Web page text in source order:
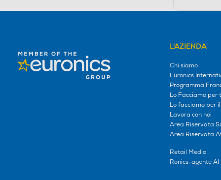
L'AZIENDA
Chi siamo
Euronics
Programma
Lo Facciamo per
Lo facciamo per
Lavora con noi
Area Riservata
Area Riservata
Retail Media
Ronics: agente AI